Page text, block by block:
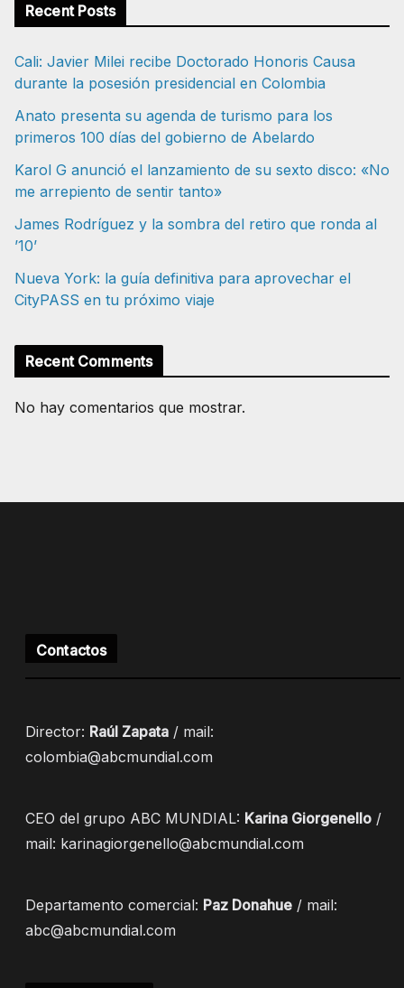
Recent Posts
Cali: Javier Milei recibe Doctorado Honoris Causa
durante la posesión presidencial en Colombia
Anato presenta su agenda de turismo para los
primeros 100 días del gobierno de Abelardo
Karol G anunció el lanzamiento de su sexto disco: «No
me arrepiento de sentir tanto»
James Rodríguez y la sombra del retiro que ronda al
’10’
Nueva York: la guía definitiva para aprovechar el
CityPASS en tu próximo viaje
Recent Comments
No hay comentarios que mostrar.
Contactos
Director: Raúl Zapata / mail:
colombia@abcmundial.com
CEO del grupo ABC MUNDIAL: Karina Giorgenello /
mail: karinagiorgenello@abcmundial.com
Departamento comercial: Paz Donahue / mail:
abc@abcmundial.com